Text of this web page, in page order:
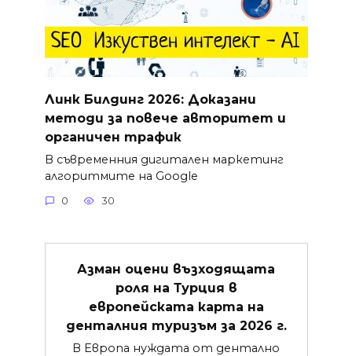
Линк Билдинг 2026: Доказани
методи за повече авторитет и
органичен трафик
В съвременния дигитален маркетинг
алгоритмите на Google
0 30
Азман оцени възходящата
роля на Турция в
европейската карта на
денталния туризъм за 2026 г.
В Европа нуждата от дентално